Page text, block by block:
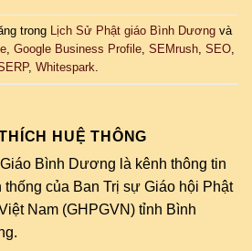
trong Lịch Sử Phật giáo Bình Dương và
, Google Business Profile, SEMrush, SEO,
, Whitespark
HUỆ THÔNG
Bình Dương là kênh thông tin
thống của Ban Trị sự Giáo hội Phật
Nam (GHPGVN) tỉnh Bình